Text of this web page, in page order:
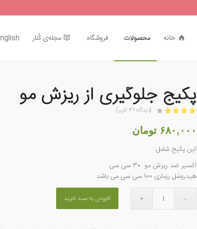
خانه محصولات فروشگاه مجله‌ی کُنار
پکیج جلوگیری از ریزش مو
4.00 از 5 در
31
امتیازدهی
مشتری
(دیدگاه 31 کاربر)
۶۸۰,۰۰۰ تومان
این پکیج شامل:
اکسیر ضد ریزش مو 30 سی سی
هیدروسُل رزماری 100 سی سی می باشد
افزودن به سبد خرید